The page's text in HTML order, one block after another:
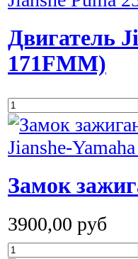
Двигатель
171FMM)
Замок
3900,00 руб